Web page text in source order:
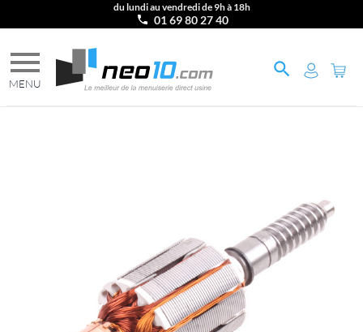
du lundi au vendredi de 9h à 18h
01 69 80 27 40